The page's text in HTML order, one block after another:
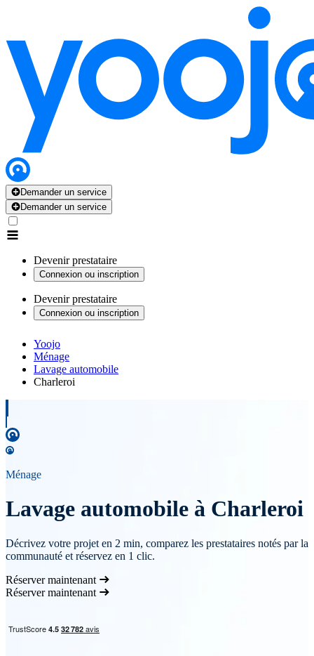
Demander un service
Demander un service
Devenir prestataire
Connexion ou inscription
Devenir prestataire
Connexion ou inscription
Yoojo
Ménage
Lavage automobile
Charleroi
Ménage
Lavage automobile à Charleroi
Décrivez votre projet en 2 min, comparez les prestataires notés par la
communauté et réservez en 1 clic.
Réserver maintenant
Réserver maintenant